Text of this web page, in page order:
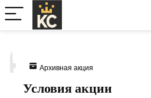
Архивная акция
Условия акции